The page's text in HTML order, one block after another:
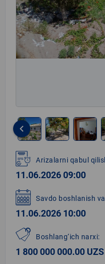
1
of
4
keyboard_arrow_left
Arizalarni qabul
11.06.2026 09:00
Savdo boshlanish
11.06.2026 10:00
Boshlang‘ich narxi:
1 800 000 000.00 UZS